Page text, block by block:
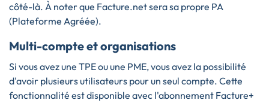
côté-là. À noter que Facture.net sera sa propre PA
(Plateforme Agréée).
Multi-compte et organisations
Si vous avez une TPE ou une PME, vous avez la possibilité
d'avoir plusieurs utilisateurs pour un seul compte. Cette
fonctionnalité est disponible avec l'abonnement Facture+